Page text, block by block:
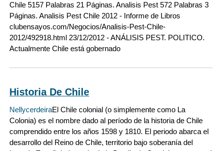
Chile 5157 Palabras 21 Páginas. Analisis Pest 572 Palabras 3
Páginas. Analisis Pest Chile 2012 - Informe de Libros
clubensayos.com/Negocios/Analisis-Pest-Chile-
2012/492918.html‎ 23/12/2012 - ANÁLISIS PEST. POLITICO.
Actualmente Chile está gobernado
Historia De Chile
NellycerdeiraEl Chile colonial (o simplemente como La
Colonia) es el nombre dado al período de la historia de Chile
comprendido entre los años 1598 y 1810. El periodo abarca el
desarrollo del Reino de Chile, territorio bajo soberanía del